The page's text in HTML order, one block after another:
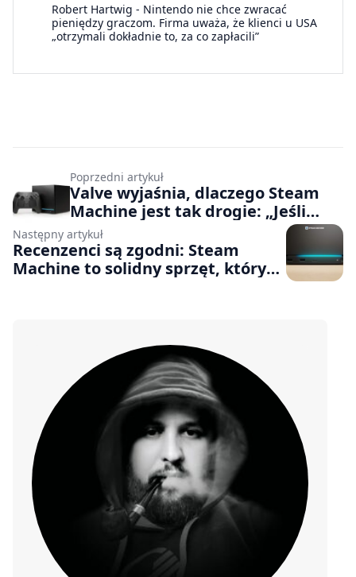
Robert Hartwig - Nintendo nie chce zwracać
pieniędzy graczom. Firma uważa, że klienci u USA
„otrzymali dokładnie to, za co zapłacili”
Poprzedni artykuł
Valve wyjaśnia, dlaczego Steam
Machine jest tak drogie: „Jeśli
powiemy nie, już do nas nie
wrócą”
Następny artykuł
Recenzenci są zgodni: Steam
Machine to solidny sprzęt, który